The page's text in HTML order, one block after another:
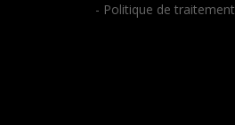
- Politique de traitement